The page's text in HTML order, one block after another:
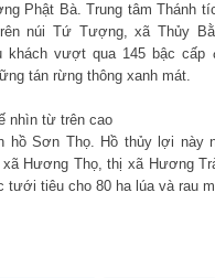
Phật Bà. Trung tâm Thánh
núi Tứ Tượng, xã Thủy
khách vượt qua 145 bậc cấp
tán rừng thông xanh mát.
hồ Sơn Thọ. Hồ thủy lợi này
xã Hương Thọ, thị xã Hương
tưới tiêu cho 80 ha lúa và rau